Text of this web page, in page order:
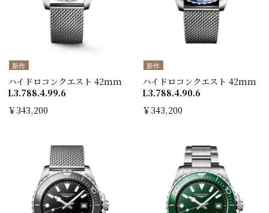
新作
ハイドロコンクエスト 42mm
L3.788.4.99.6
￥343,200
新作
ハイドロコンクエスト 42mm
L3.788.4.90.6
￥343,200